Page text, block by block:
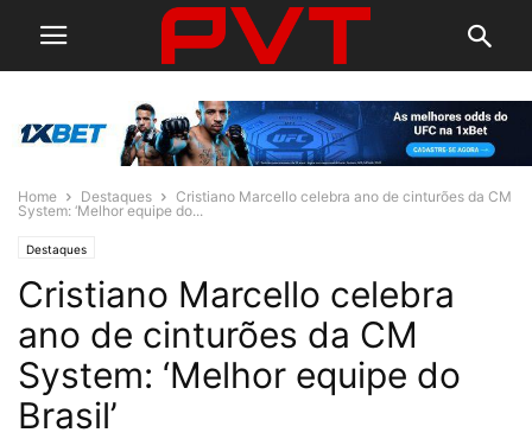
Home Destaques
Cristiano Marcello celebra ano de cinturões da CM
System: ‘Melhor equipe do...
Destaques
Cristiano Marcello celebra
ano de cinturões da CM
System: ‘Melhor equipe do
Brasil’